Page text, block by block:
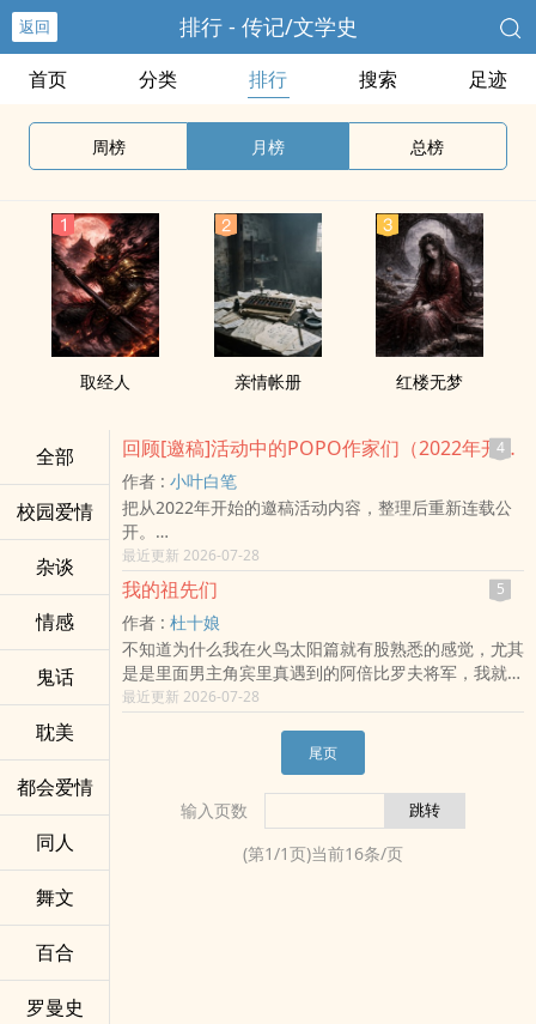
返回 排行 - 传记/文学史
首页 分类 排行 搜索 足迹
周榜 月榜 总榜
取经人 亲情帐册 红楼无梦
全部
校园爱情
杂谈
情感
鬼话
耽美
都会爱情
同人
舞文
百合
罗曼史
回顾[邀稿]活动中的POPO作家们（2022年开始）
4
作者 : 小叶白笔
把从2022年开始的邀稿活动内容，整理后重新连载公
开。
其实目的是想要合并成一本书，让大家可以收藏，然后
我自己帐号的版面也比较好呈现管理。
(我的后台已经有70几本书了，全部放出来，很难让读
者选读，于是就计划进行主题整并)
同一时间2026上半年的邀稿活动，同步进行！
**活动书籍页面连结**
《POPO作家们笔下书名诞生的故事(2026上半年)》
最近更新 2026-07-28
我的祖先们 5
作者 : 杜十娘
不知道为什么我在火鸟太阳篇就有股熟悉的感觉，尤其
是是里面男主角宾里真遇到的阿倍比罗夫将军，我就有
一个熟悉的感觉，仿佛是我的男祖先哈鲁曼.辛格.黄品
禛祂在跟我说：「阿倍比罗夫将军是我的养父，是我十
三岁当佣兵的时候，在军营里画春宫图时，他欣赏绘画
才艺，就给我一份红豆麻糬，并且收我为养子，还推荐
我到宫廷当画家。」
最近更新 2026-07-28
尾页
输入页数
(第1/1页)当前16条/页